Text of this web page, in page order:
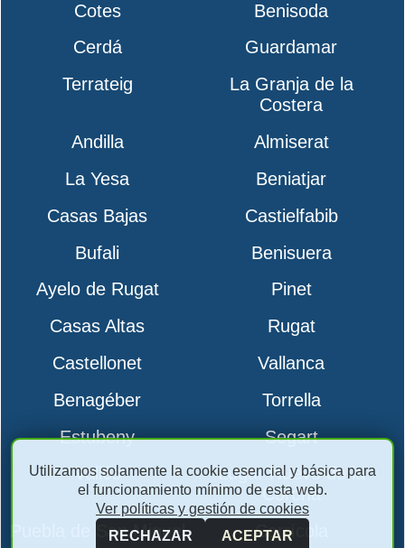
Cotes
Benisoda
Cerdá
Guardamar
Terrateig
La Granja de la
Costera
Andilla
Almiserat
La Yesa
Beniatjar
Casas Bajas
Castielfabib
Bufali
Benisuera
Ayelo de Rugat
Pinet
Casas Altas
Rugat
Castellonet
Vallanca
Benagéber
Torrella
Estubeny
Segart
Vallés
Lugar Nuevo de la
Corona
Puebla de San Miguel
Carrícola
Utilizamos solamente la cookie esencial y básica para
el funcionamiento mínimo de esta web.
Ver políticas y gestión de cookies
RECHAZAR
ACEPTAR